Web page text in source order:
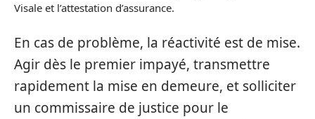
Visale et l’attestation d’assurance.
En cas de problème, la réactivité est de mise.
Agir dès le premier impayé, transmettre
rapidement la mise en demeure, et solliciter
un commissaire de justice pour le